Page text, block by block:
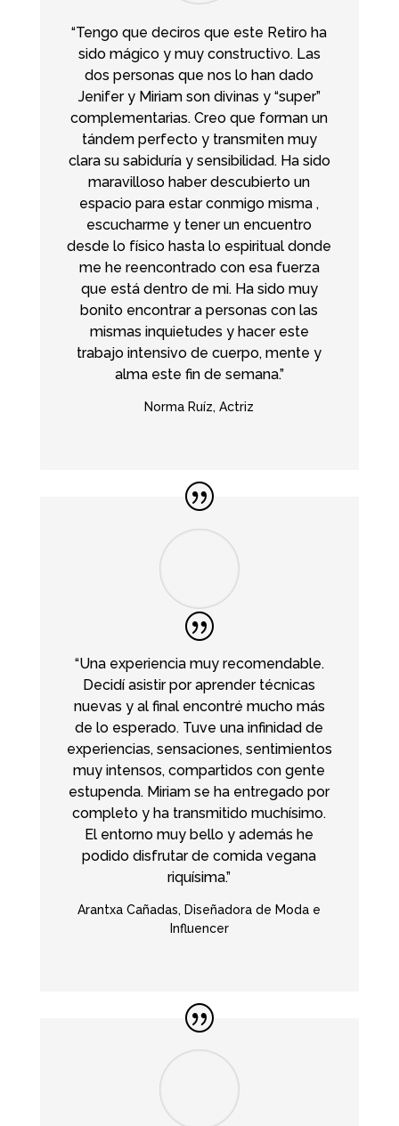
“Tengo que deciros que este Retiro ha
sido mágico y muy constructivo. Las
dos personas que nos lo han dado
Jenifer y Miriam son divinas y “super”
complementarias. Creo que forman un
tándem perfecto y transmiten muy
clara su sabiduría y sensibilidad. Ha sido
maravilloso haber descubierto un
espacio para estar conmigo misma ,
escucharme y tener un encuentro
desde lo físico hasta lo espiritual donde
me he reencontrado con esa fuerza
que está dentro de mi. Ha sido muy
bonito encontrar a personas con las
mismas inquietudes y hacer este
trabajo intensivo de cuerpo, mente y
alma este fin de semana.”
Norma Ruíz, Actriz
“Una experiencia muy recomendable.
Decidí asistir por aprender técnicas
nuevas y al final encontré mucho más
de lo esperado. Tuve una infinidad de
experiencias, sensaciones, sentimientos
muy intensos, compartidos con gente
estupenda. Miriam se ha entregado por
completo y ha transmitido muchísimo.
El entorno muy bello y además he
podido disfrutar de comida vegana
riquísima.”
Arantxa Cañadas, Diseñadora de Moda e
Influencer